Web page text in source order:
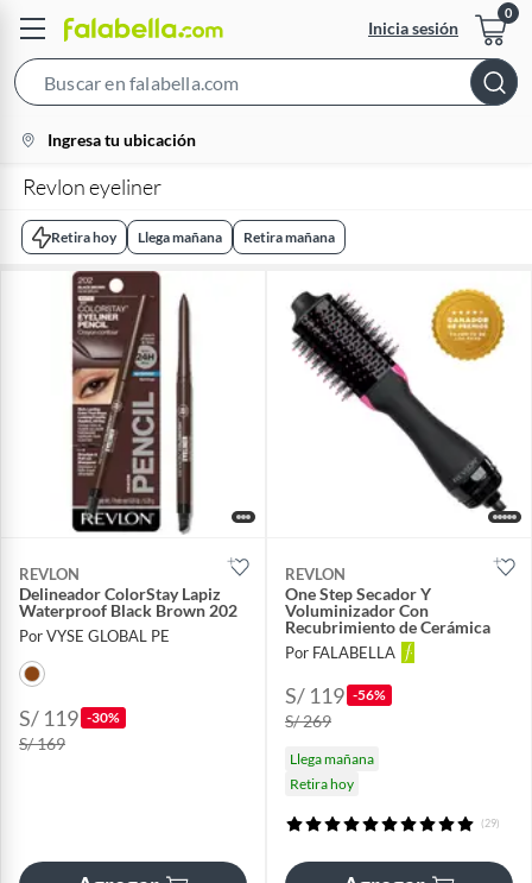
Inicia sesión
Bar
location-
icon
Ingresa tu ubicación
Revlon eyeliner
Retira hoy Llega mañana Retira mañana
REVLON
Delineador ColorStay Lapiz
Waterproof Black Brown 202
Por VYSE GLOBAL PE
S/ 119 -30%
S/ 169
REVLON
One Step Secador Y
Voluminizador Con
Recubrimiento de Cerámica
Por FALABELLA
S/ 119 -56%
S/ 269
Llega mañana
Retira hoy
(29)